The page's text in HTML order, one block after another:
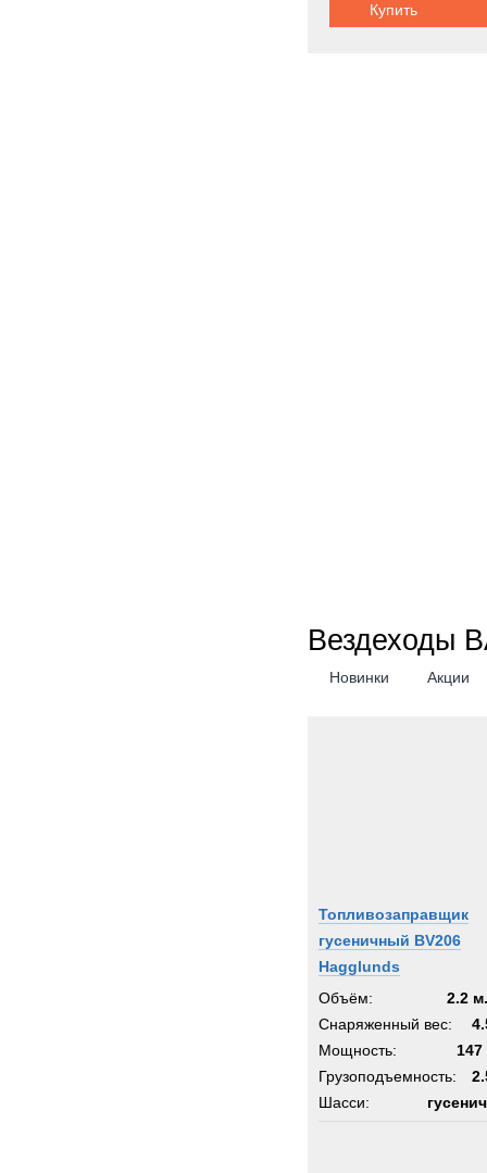
Купить
Вездеходы
Новинки Акции
Топливозаправщик
гусеничный BV206
Hagglunds
Объём:
2.2
Снаряженный вес:
Мощность:
147
Грузоподъемность:
Шасси: